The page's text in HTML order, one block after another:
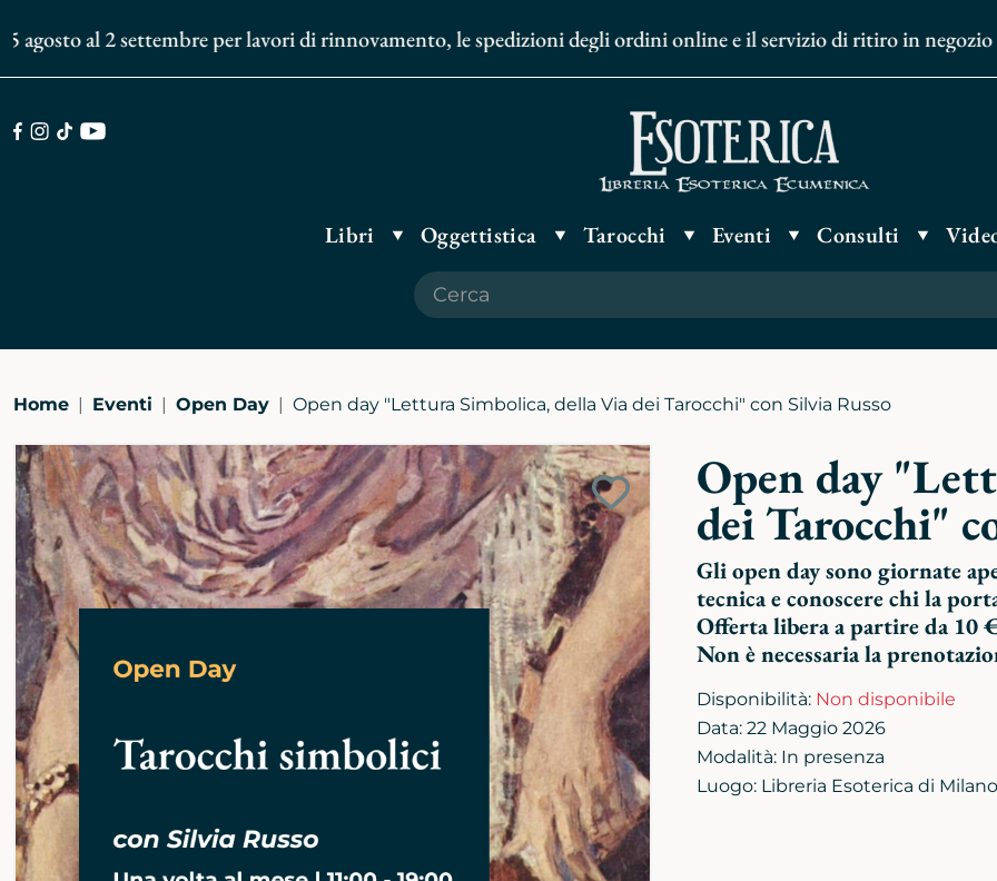
al 2 settembre per lavori di rinnovamento, le spedizioni degli ordini online e il servizio di ritiro in negozio
Libri Oggettistica Tarocchi Eventi Consulti
Home Eventi Open Day Open day "Lettura Simbolica, della Via dei Tarocchi" con Silvia Russo
Ingrandisci
immagine
Aggiungi
alla
biblioteca
personale
Open day
dei Tarocchi"
Gli open day sono giornate
tecnica e conoscere chi la
Offerta libera a partire da 10
Non è necessaria la
Disponibilità: Non disponibile
Data: 22 Maggio 2026
Modalità: In presenza
Luogo: Libreria Esoterica di